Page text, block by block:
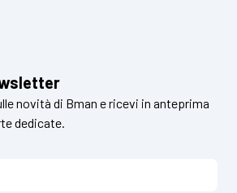
novità di Bman e ricevi in anteprima
dedicate.